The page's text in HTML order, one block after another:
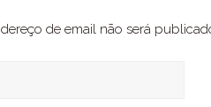
de email não será